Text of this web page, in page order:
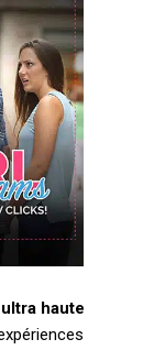
haute